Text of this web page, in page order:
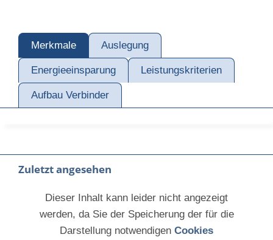
Merkmale Auslegung
Energieeinsparung Leistungskriterien
Aufbau Verbinder
Zuletzt angesehen
Dieser Inhalt kann leider nicht angezeigt
werden, da Sie der Speicherung der für die
Darstellung notwendigen Cookies